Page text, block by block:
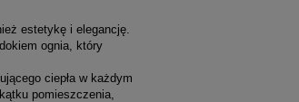
estetykę i elegancję.
ognia, który
ciepła w każdym
pomieszczenia,